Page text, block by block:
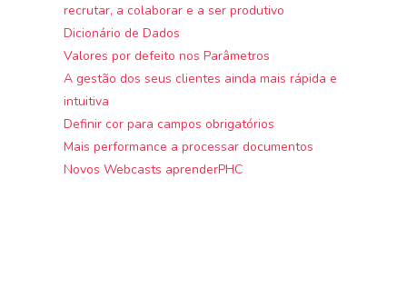
recrutar, a colaborar e a ser produtivo
Dicionário de Dados
Valores por defeito nos Parâmetros
A gestão dos seus clientes ainda mais rápida e
intuitiva
Definir cor para campos obrigatórios
Mais performance a processar documentos
Novos Webcasts aprenderPHC